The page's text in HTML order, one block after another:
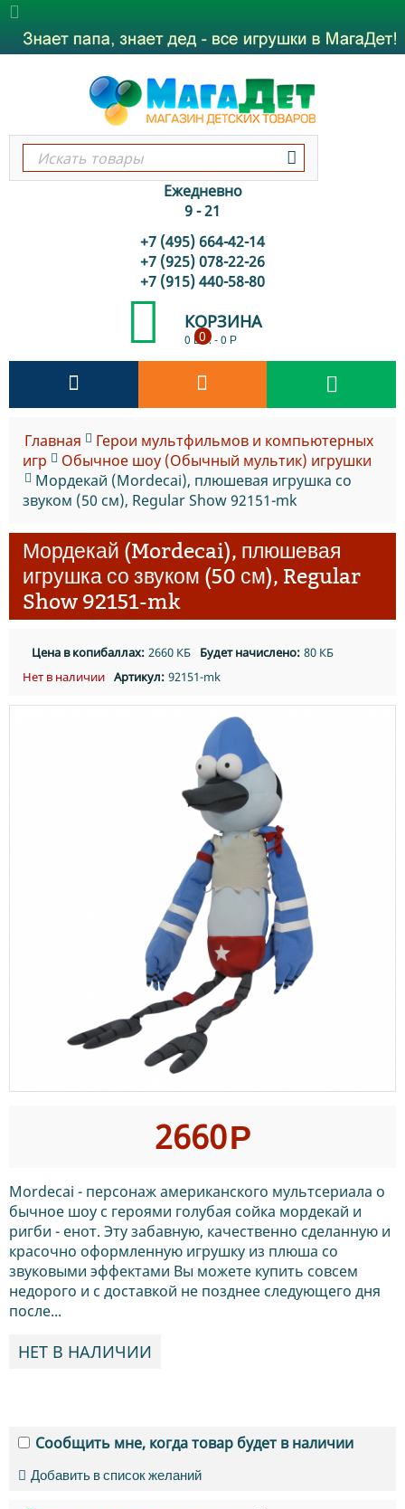
Ежедневно
9 - 21
+7 (495) 664-42-14
+7 (925) 078-22-26
+7 (915) 440-58-80
КОРЗИНА
0 шт.-0 Р
0
Главная
Герои мультфильмов и компьютерных
игр
Обычное шоу (Обычный мультик) игрушки
Мордекай (Mordecai), плюшевая игрушка со
звуком (50 см), Regular Show 92151-mk
Мордекай (Mordecai), плюшевая
игрушка со звуком (50 см), Regular
Show 92151-mk
Цена в копибаллах: 2660 КБ Будет начислено: 80 КБ
Нет в наличии Артикул: 92151-mk
2660Р
Mordecai - персонаж американского мультсериала о
бычное шоу с героями голубая сойка мордекай и
ригби - енот. Эту забавную, качественно сделанную и
красочно оформленную игрушку из плюша со
звуковыми эффектами Вы можете купить совсем
недорого и с доставкой не позднее следующего дня
после...
НЕТ В НАЛИЧИИ
Сообщить мне, когда товар будет в наличии
Добавить в список желаний